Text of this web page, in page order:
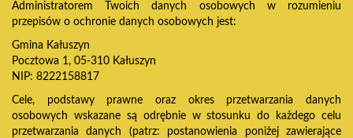
Administratorem Twoich danych osobowych w rozumieniu
przepisów o ochronie danych osobowych jest:
Gmina Kałuszyn
Pocztowa 1, 05-310 Kałuszyn
NIP: 8222158817
Cele, podstawy prawne oraz okres przetwarzania danych
osobowych wskazane są odrębnie w stosunku do każdego celu
przetwarzania danych (patrz: postanowienia poniżej zawierające